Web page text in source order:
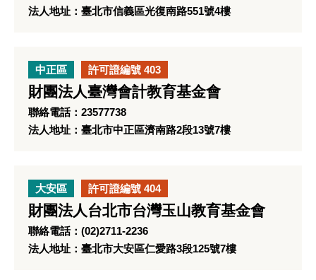
法人地址：臺北市信義區光復南路551號4樓
中正區 許可證編號 403
財團法人臺灣會計教育基金會
聯絡電話：23577738
法人地址：臺北市中正區濟南路2段13號7樓
大安區 許可證編號 404
財團法人台北市台灣玉山教育基金會
聯絡電話：(02)2711-2236
法人地址：臺北市大安區仁愛路3段125號7樓